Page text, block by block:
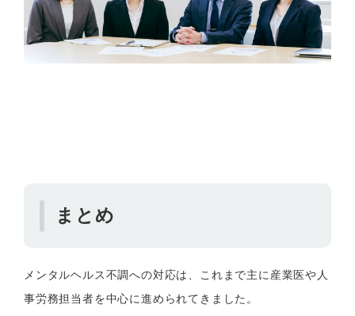
まとめ
メンタルヘルス不調への対応は、これまで主に産業医や人
事労務担当者を中心に進められてきました。